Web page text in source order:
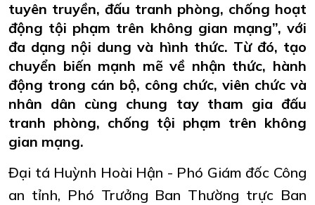
tuyên truyền, đấu tranh phòng, chống hoạt
động tội phạm trên không gian mạng”, với
đa dạng nội dung và hình thức. Từ đó, tạo
chuyển biến mạnh mẽ về nhận thức, hành
động trong cán bộ, công chức, viên chức và
nhân dân cùng chung tay tham gia đấu
tranh phòng, chống tội phạm trên không
gian mạng.
Đại tá Huỳnh Hoài Hận - Phó Giám đốc Công
an tỉnh, Phó Trưởng Ban Thường trực Ban